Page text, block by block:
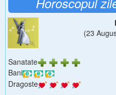
(23
Sanatate
Bani
Dragoste